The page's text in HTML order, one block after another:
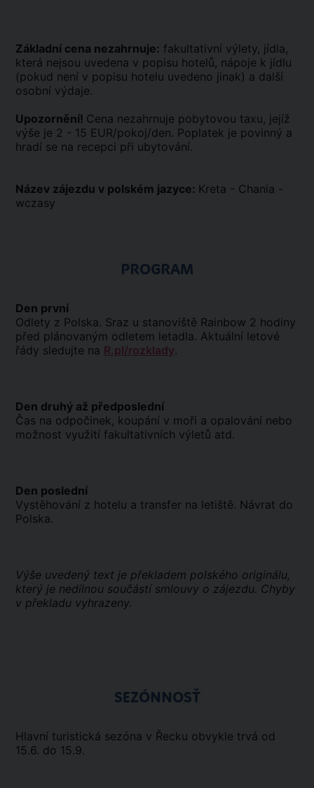
Základní cena nezahrnuje: fakultativní výlety, jídla,
která nejsou uvedena v popisu hotelů, nápoje k jídlu
(pokud není v popisu hotelu uvedeno jinak) a další
osobní výdaje.
Upozornění! Cena nezahrnuje pobytovou taxu, jejíž
výše je 2 - 15 EUR/pokoj/den. Poplatek je povinný a
hradí se na recepci při ubytování.
Název zájezdu v polském jazyce: Kreta - Chania -
wczasy
PROGRAM
Den první
Odlety z Polska. Sraz u stanoviště Rainbow 2 hodiny
před plánovaným odletem letadla. Aktuální letové
řády sledujte na R.pl/rozklady.
Den druhý až předposlední
Čas na odpočinek, koupání v moři a opalování nebo
možnost využití fakultativních výletů atd.
Den poslední
Vystěhování z hotelu a transfer na letiště. Návrat do
Polska.
Výše uvedený text je překladem polského originálu,
který je nedílnou součástí smlouvy o zájezdu. Chyby
v překladu vyhrazeny.
SEZÓNNOSŤ
Hlavní turistická sezóna v Řecku obvykle trvá od
15.6. do 15.9.